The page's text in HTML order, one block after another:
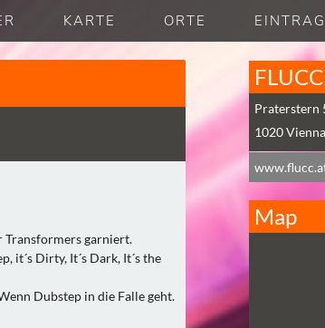
KARTE ORTE
Transformers garniert.
it´s Dirty, It´s Dark, It´s the
Dubstep in die Falle geht.
FLUCC
Praterstern
1020Vienna
Map